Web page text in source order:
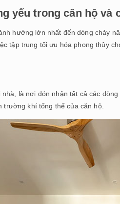
yếu trong căn hộ và
hưởng lớn nhất đến dòng chảy
tập trung tối ưu hóa phong thủy
là nơi đón nhận tất cả các
trường khí tổng thể của căn hộ.